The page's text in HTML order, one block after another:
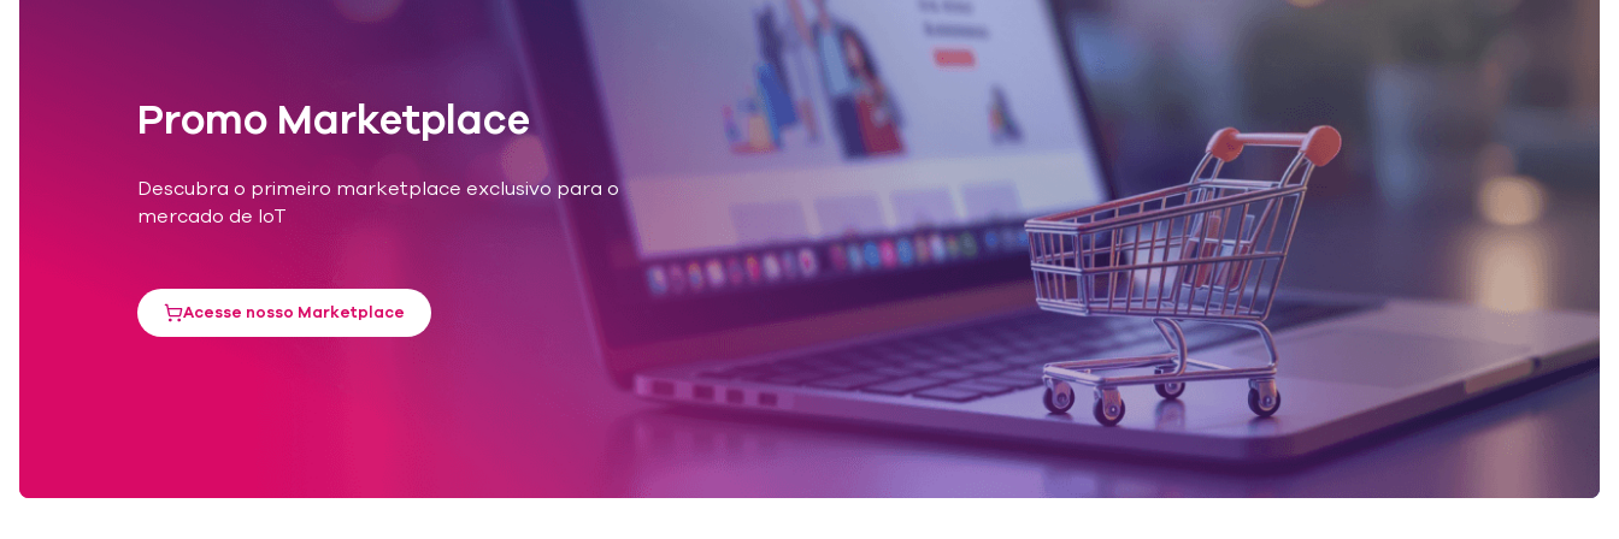
fixo?
Transporte e logística:
Os SIMs de IP fixo são frequentemente implantados para manter a visibilidade em tempo
real entre frotas e ativos em trânsito. As aplicações incluem rastreamento geográfico,
sensores ambientais para controlar temperatura e umidade e monitorar a eficiência
Varejo:
Para sistemas automatizados de ponto de venda (POS), os SIM Cards IP fixos facilitam
comunicações bidirecionais confiáveis para lidar com pagamentos seguros, bem como
tarefas como rastreamento de estoque e ajustes dinâmicos de preços.
Monitoramento de segurança:
Promo Marketplace
Descubra o primeiro marketplace exclusivo para o
mercado de IoT
Acesse nosso Marketplace